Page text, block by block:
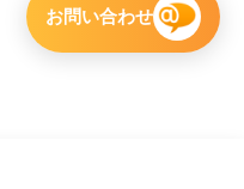
お問い合わせ